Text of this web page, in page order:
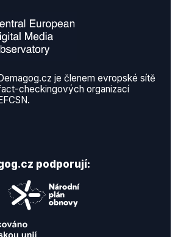
je členem evropské sítě
checkingových organizací
podporují: